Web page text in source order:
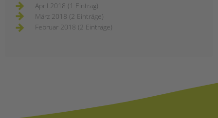
April 2018 (1 Eintrag)
März 2018 (2 Einträge)
Februar 2018 (2 Einträge)